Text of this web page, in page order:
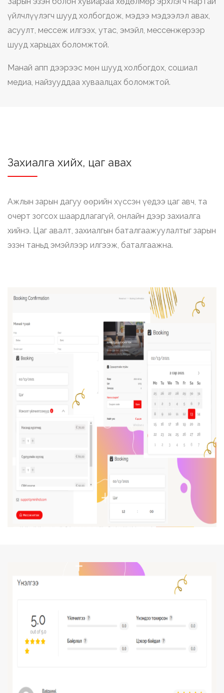
үйлчлүүлэгч шууд холбогдож, мэдээ мэдээлэл авах,
асуулт, мессеж илгээх, утас, эмэйл, мессенжерээр
шууд харьцах боломжтой.
Манай апп дээрээс мөн шууд холбогдох, сошиал
медиа, найзууддаа хуваалцах боломжтой.
Захиалга хийх, цаг авах
Ажлын зарын дагуу өөрийн хүссэн үедээ цаг авч, та
очерт зогсох шаардлагагүй, онлайн дээр захиалга
хийнэ. Цаг авалт, захиалгын баталгаажуулалтыг зарын
эзэн таньд эмэйлээр илгээж, баталгаажна.